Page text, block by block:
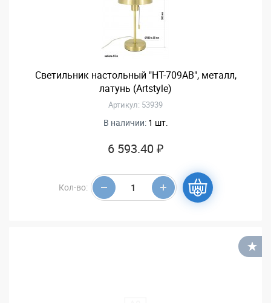
Светильник настольный "HT-709AB", металл,
латунь (Artstyle)
Артикул: 53939
В наличии: 1 шт.
6 593.40 ₽
Кол-во: